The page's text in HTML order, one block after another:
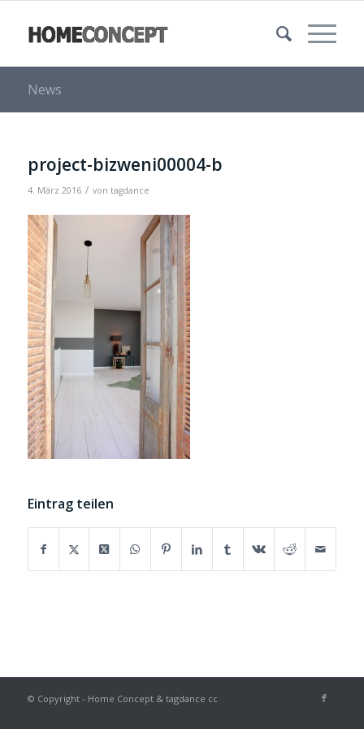
News
project-bizweni00004-b
4. März 2016 / von tagdance
Eintrag teilen
© Copyright - Home Concept & tagdance cc